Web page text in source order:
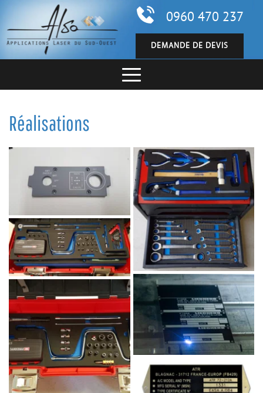
0960 470 237
DEMANDE DE DEVIS
Réalisations